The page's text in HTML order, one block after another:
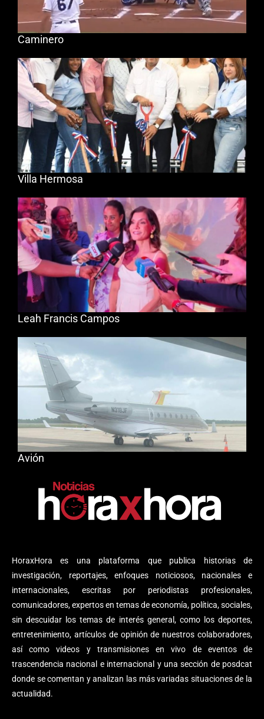
HoraxHora es una plataforma que publica historias de
investigación, reportajes, enfoques noticiosos, nacionales e
internacionales, escritas por periodistas profesionales,
comunicadores, expertos en temas de economía, política, sociales,
sin descuidar los temas de interés general, como los deportes,
entretenimiento, artículos de opinión de nuestros colaboradores,
así como videos y transmisiones en vivo de eventos de
trascendencia nacional e internacional y una sección de posdcat
donde se comentan y analizan las más variadas situaciones de la
actualidad.
Caminero
Villa Hermosa
Leah Francis Campos
Avión